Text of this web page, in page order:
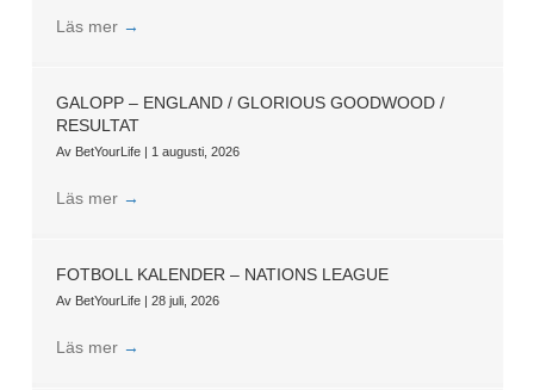
Läs mer →
GALOPP – ENGLAND / GLORIOUS GOODWOOD /
RESULTAT
Av BetYourLife | 1 augusti, 2026
Läs mer →
FOTBOLL KALENDER – NATIONS LEAGUE
Av BetYourLife | 28 juli, 2026
Läs mer →